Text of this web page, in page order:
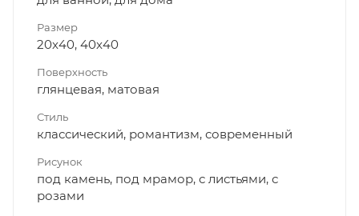
Размер
20x40, 40x40
Поверхность
глянцевая, матовая
Стиль
классический, романтизм, современный
Рисунок
под камень, под мрамор, с листьями, с
розами